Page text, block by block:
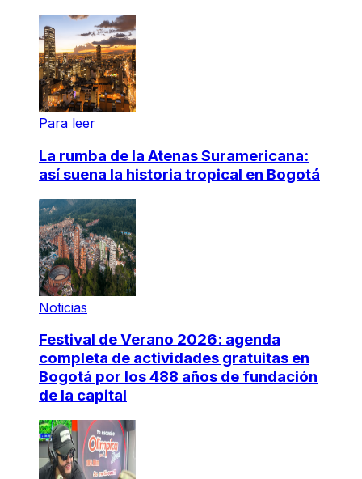
Para leer
La rumba de la Atenas Suramericana:
así suena la historia tropical en Bogotá
Noticias
Festival de Verano 2026: agenda
completa de actividades gratuitas en
Bogotá por los 488 años de fundación
de la capital